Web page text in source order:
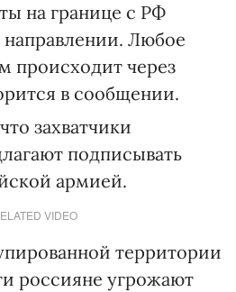
на границе с РФ
Любое
происходит через
в сообщении.
захватчики
подписывать
армией.
VIDEO
территории
россияне угрожают